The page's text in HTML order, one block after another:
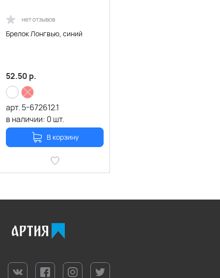
нет отзывов
Брелок Лонгвью, синий
52.50 р.
арт. 5-672612.1
в наличии: 0 шт.
В корзину